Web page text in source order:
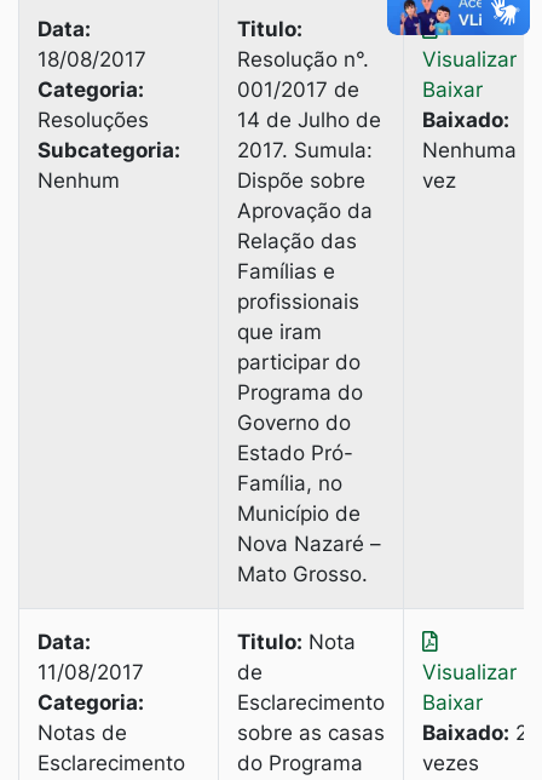
Data:
18/08/2017
Categoria:
Resoluções
Subcategoria:
Nenhum
Titulo:
Resolução n°.
001/2017 de
14 de Julho de
2017. Sumula:
Dispõe sobre
Aprovação da
Relação das
Famílias e
profissionais
que iram
participar do
Programa do
Governo do
Estado Pró-
Família, no
Município de
Nova Nazaré –
Mato Grosso.
Visualizar
Baixar
Baixado:
Nenhuma
vez
Data:
11/08/2017
Categoria:
Notas de
Esclarecimento
Titulo: Nota
de
Esclarecimento
sobre as casas
do Programa
Visualizar
Baixar
Baixado: 2
vezes